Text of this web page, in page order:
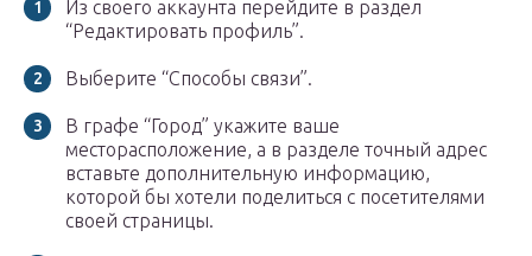
Из своего аккаунта перейдите в раздел
“Редактировать профиль”.
Выберите “Способы связи”.
В графе “Город” укажите ваше
месторасположение, а в разделе точный адрес
вставьте дополнительную информацию,
которой бы хотели поделиться с посетителями
своей страницы.